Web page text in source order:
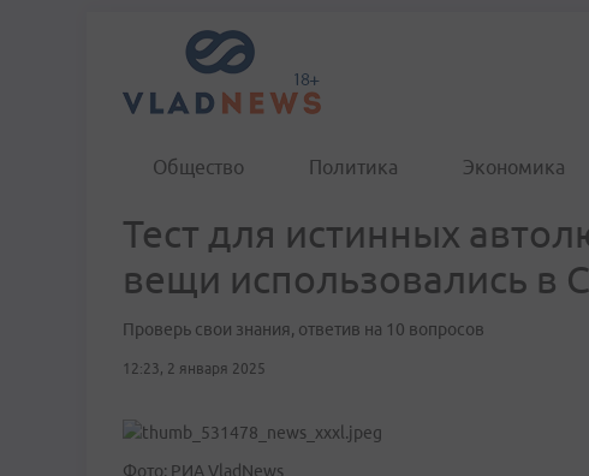
Общество Политика Экономика
Тест для истинных
вещи использовались в
Проверь свои знания, ответив на 10 вопросов
12:23, 2 января 2025
Фото: РИА VladNews